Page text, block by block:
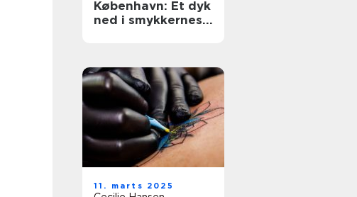
København: Et dyk
ned i smykkernes
11. marts 2025